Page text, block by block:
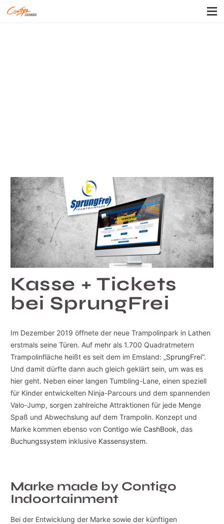
Kasse + Tickets
bei SprungFrei
Im Dezember 2019 öffnete der neue Trampolinpark in Lathen
erstmals seine Türen. Auf mehr als 1.700 Quadratmetern
Trampolinfläche heißt es seit dem im Emsland: „SprungFrei“.
Und damit dürfte dann auch gleich geklärt sein, um was es
hier geht. Neben einer langen Tumbling-Lane, einen speziell
für Kinder entwickelten Ninja-Parcours und dem spannenden
Valo-Jump, sorgen zahlreiche Attraktionen für jede Menge
Spaß und Abwechslung auf dem Trampolin. Konzept und
Marke kommen ebenso von Contigo wie CashBook, das
Buchungssystem inklusive Kassensystem.
Marke made by Contigo
Indoortainment
Bei der Entwicklung der Marke sowie der künftigen